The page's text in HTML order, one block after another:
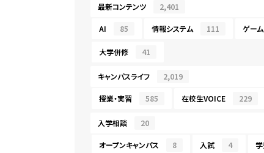
最新コンテンツ 2,401
AI 85 情報システム 111 ゲー
大学併修 41
キャンパスライフ 2,019
授業・実習 585 在校生VOICE 229
入学相談 20
オープンキャンパス 8 入試 4 学